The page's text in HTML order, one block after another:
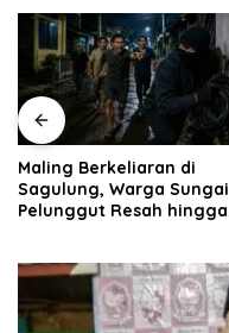
Maling Berkeliaran di
Sagulung, Warga Sungai
Pelunggut Resah hingga